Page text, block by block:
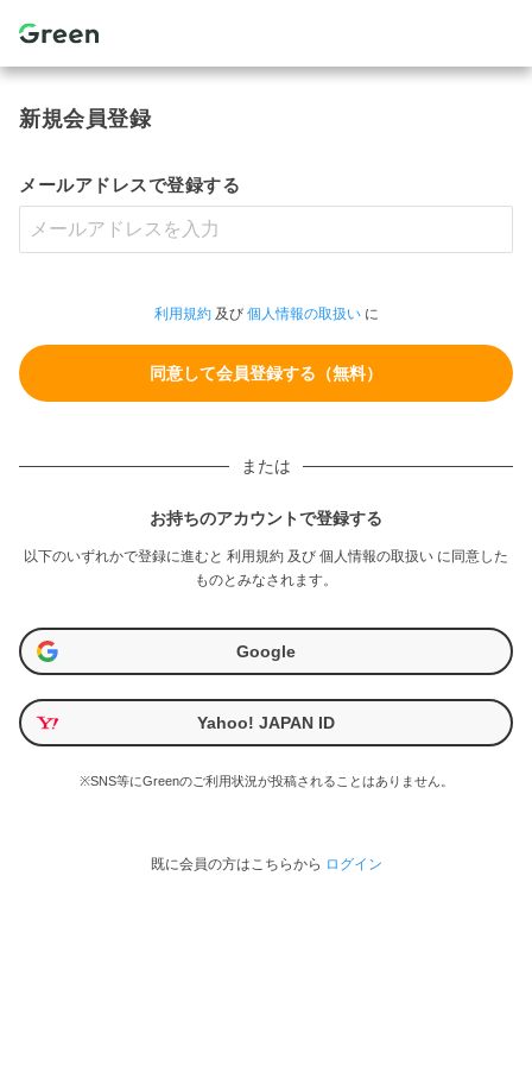
新規会員登録
メールアドレスで登録する
利用規約及び 個人情報の取扱いに
または
お持ちのアカウントで登録する
以下のいずれかで登録に進むと 利用規約 及び 個人情報の取扱い に同意した
ものとみなされます。
Google
Yahoo! JAPAN ID
※SNS等にGreenのご利用状況が投稿されることはありません。
既に会員の方はこちらから ログイン